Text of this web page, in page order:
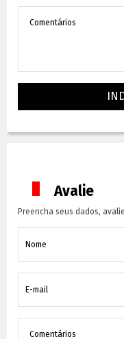
Avalie
Preencha seus dados,